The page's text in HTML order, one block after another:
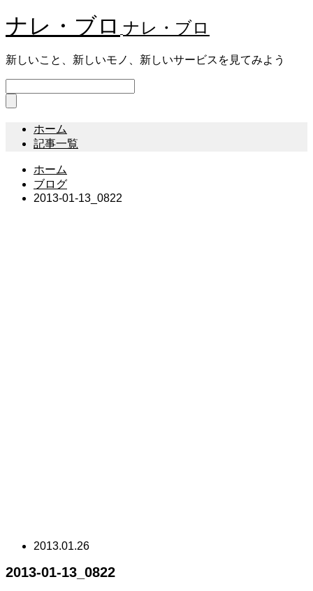
ナレ・ブロ ナレ・ブロ
新しいこと、新しいモノ、新しいサービスを見てみよう
ホーム
記事一覧
ホーム
ブログ
2013-01-13_0822
2013.01.26
2013-01-13_0822